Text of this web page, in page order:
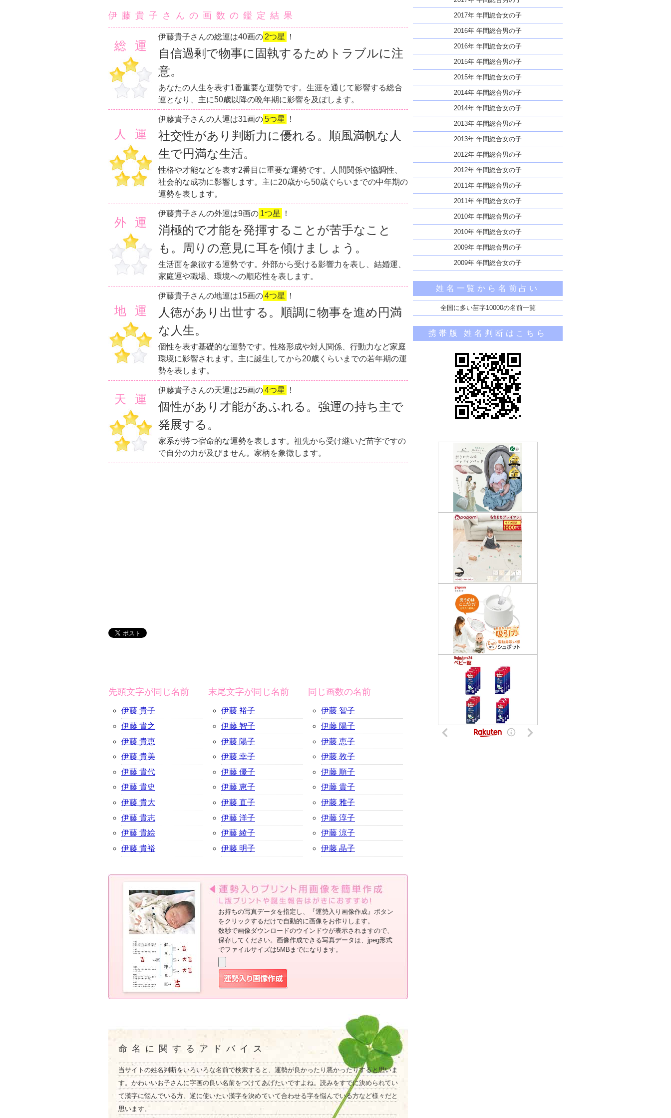
伊藤貴子さんの画数の鑑定結果
総運
伊藤貴子さんの総運は40画の 2つ星 ！
自信過剰で物事に固執するためトラブルに注
意。
あなたの人生を表す1番重要な運勢です。生涯を通じて影響する総合
運となり、主に50歳以降の晩年期に影響を及ぼします。
人運
伊藤貴子さんの人運は31画の5つ星 ！
社交性があり判断力に優れる。順風満帆な人
生で円満な生活。
性格や才能などを表す2番目に重要な運勢です。人間関係や協調性、
社会的な成功に影響します。主に20歳から50歳ぐらいまでの中年期の
運勢を表します。
外運
伊藤貴子さんの外運は9画の 1つ星 ！
消極的で才能を発揮することが苦手なこと
も。周りの意見に耳を傾けましょう。
生活面を象徴する運勢です。外部から受ける影響力を表し、結婚運、
家庭運や職場、環境への順応性を表します。
地運
伊藤貴子さんの地運は15画の4つ星 ！
人徳があり出世する。順調に物事を進め円満
な人生。
個性を表す基礎的な運勢です。性格形成や対人関係、行動力など家庭
環境に影響されます。主に誕生してから20歳くらいまでの若年期の運
勢を表します。
天運
伊藤貴子さんの天運は25画の4つ星 ！
個性があり才能があふれる。強運の持ち主で
発展する。
家系が持つ宿命的な運勢を表します。祖先から受け継いだ苗字ですの
で自分の力が及びません。家柄を象徴します。
先頭文字が同じ名前
伊藤 貴子
伊藤 貴之
伊藤 貴恵
伊藤 貴美
伊藤 貴代
伊藤 貴史
伊藤 貴大
伊藤 貴志
伊藤 貴絵
伊藤 貴裕
末尾文字が同じ名前
伊藤 裕子
伊藤 智子
伊藤 陽子
伊藤 幸子
伊藤 優子
伊藤 恵子
伊藤 直子
伊藤 洋子
伊藤 綾子
伊藤 明子
同じ画数の名前
伊藤 智子
伊藤 陽子
伊藤 恵子
伊藤 敦子
伊藤 順子
伊藤 貴子
伊藤 雅子
伊藤 淳子
伊藤 涼子
伊藤 晶子
お持ちの写真データを指定し、『運勢入り画像作成』ボタン
をクリックするだけで自動的に画像をお作りします。
数秒で画像ダウンロードのウインドウが表示されますので、
保存してください。画像作成できる写真データは、jpeg形式
でファイルサイズは5MBまでになります。
命名に関するアドバイス
当サイトの姓名判断をいろいろな名前で検索すると、運勢が良かったり悪かったりすると思いま
す。かわいいお子さんに字画の良い名前をつけてあげたいですよね。読みをすでに決められてい
て漢字に悩んでいる方、逆に使いたい漢字を決めていて合わせる字を悩んでいる方など様々だと
思います。
2017年 年間総合女の子
2016年 年間総合男の子
2016年 年間総合女の子
2015年 年間総合男の子
2015年 年間総合女の子
2014年 年間総合男の子
2014年 年間総合女の子
2013年 年間総合男の子
2013年 年間総合女の子
2012年 年間総合男の子
2012年 年間総合女の子
2011年 年間総合男の子
2011年 年間総合女の子
2010年 年間総合男の子
2010年 年間総合女の子
2009年 年間総合男の子
2009年 年間総合女の子
姓名一覧から名前占い
全国に多い苗字10000の名前一覧
携帯版 姓名判断はこちら